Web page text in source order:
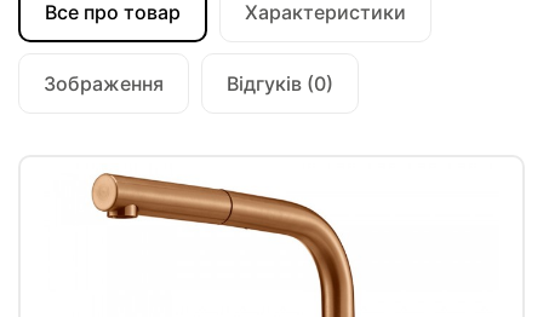
Все про товар Характеристики
Зображення Відгуків (0)